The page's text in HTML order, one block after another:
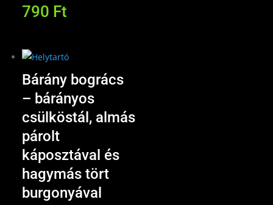
790 Ft
Bárány bogrács
– bárányos
csülköstál, almás
párolt
káposztával és
hagymás tört
burgonyával